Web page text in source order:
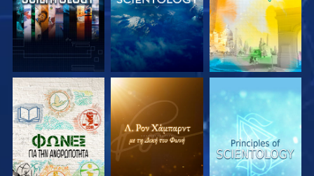
ΕΞΕΡΕΥΝΗΣΤΕ ΤΗ
ΣΕΙΡΑ
ΕΞΕΡΕΥΝΗΣΤΕ ΤΗ
ΣΕΙΡΑ
ΕΞΕΡΕΥΝΗΣΤΕ ΤΗ
ΣΕΙΡΑ